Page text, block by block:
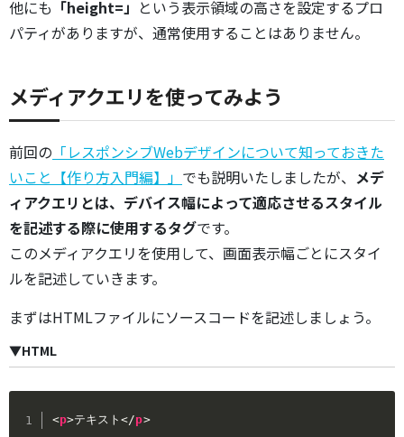
他にも 「height=」 という表示領域の高さを設定するプロ
パティがありますが、通常使用することはありません。
メディアクエリを使ってみよう
前回の 「レスポンシブWebデザインについて知っておきた
いこと【作り方入門編】」 でも説明いたしましたが、 メデ
ィアクエリとは、デバイス幅によって適応させるスタイル
を記述する際に使用するタグです。
このメディアクエリを使用して、画面表示幅ごとにスタイ
ルを記述していきます。
まずはHTMLファイルにソースコードを記述しましょう。
▼HTML
<p>テキスト</p>